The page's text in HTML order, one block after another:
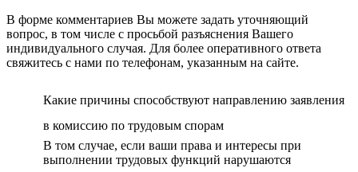
В форме комментариев Вы можете задать уточняющий
вопрос, в том числе с просьбой разъяснения Вашего
индивидуального случая. Для более оперативного ответа
свяжитесь с нами по телефонам, указанным на сайте.
Какие причины способствуют направлению заявления
в комиссию по трудовым спорам
В том случае, если ваши права и интересы при
выполнении трудовых функций нарушаются